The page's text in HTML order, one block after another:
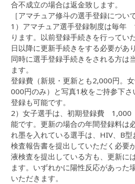
合不成立の場合は返金致します。
［アマチュア修斗の選手登録について
1）アマチュア選手登録制度は毎年
ります。以前登録手続きを行ってい
日以降に更新手続きをする必要があ
同時に選手登録手続きをされる方は
ます。
登録費（新規・更新とも2,000円。
000円のみ）と写真1枚をご持参下
登録も可能です。
2）女子選手は、初期登録費
能です。更新の場合の年間登録料は
れ墨を入れている選手は、HIV、B
検査報告書を提出していただく必要
液検査を提出している方も、更新に
ます。いずれかに陽性反応があった
いただきます。